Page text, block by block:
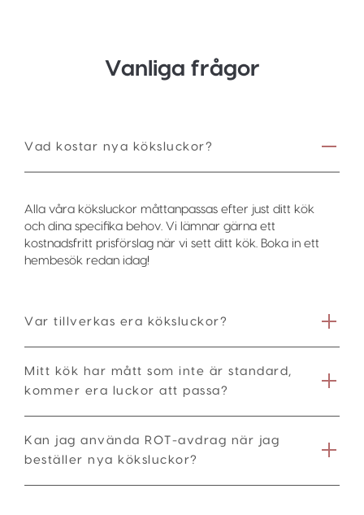
Vanliga frågor
Vad kostar nya köksluckor?
Alla våra köksluckor måttanpassas efter just ditt kök
och dina specifika behov. Vi lämnar gärna ett
kostnadsfritt prisförslag när vi sett ditt kök. Boka in ett
hembesök redan idag!
Var tillverkas era köksluckor?
Mitt kök har mått som inte är standard,
kommer era luckor att passa?
Kan jag använda ROT-avdrag när jag
beställer nya köksluckor?